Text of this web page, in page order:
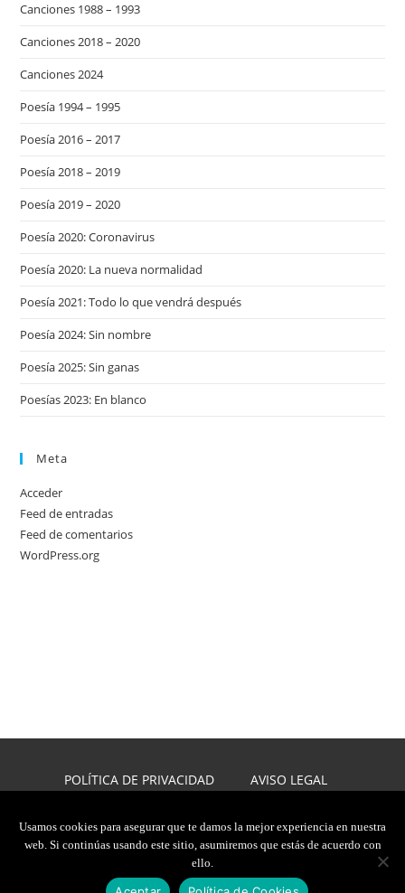
Canciones 1988 – 1993
Canciones 2018 – 2020
Canciones 2024
Poesía 1994 – 1995
Poesía 2016 – 2017
Poesía 2018 – 2019
Poesía 2019 – 2020
Poesía 2020: Coronavirus
Poesía 2020: La nueva normalidad
Poesía 2021: Todo lo que vendrá después
Poesía 2024: Sin nombre
Poesía 2025: Sin ganas
Poesías 2023: En blanco
Meta
Acceder
Feed de entradas
Feed de comentarios
WordPress.org
POLÍTICA DE PRIVACIDAD
AVISO LEGAL
2026, JAVIER CARMONA
TODOS LOS DERECHOS RESERVADOS
Usamos cookies para asegurar que te damos la mejor experiencia en nuestra
web. Si continúas usando este sitio, asumiremos que estás de acuerdo con
ello.